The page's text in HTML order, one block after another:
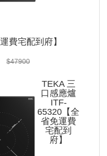
費宅配到府】
$47900
TEKA 三
口感應爐
ITF-
65320【全
省免運費
宅配到
府】